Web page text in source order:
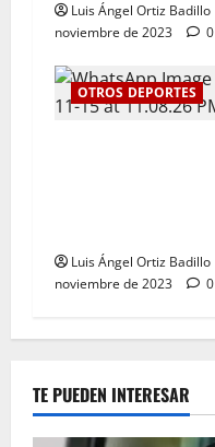
Luis Ángel Ortiz Badillo
noviembre de 2023
0
OTROS DEPORTES
Luis Ángel Ortiz Badillo
noviembre de 2023
0
TE PUEDEN INTERESAR